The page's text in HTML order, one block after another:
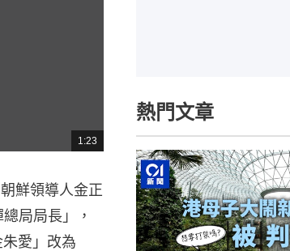
總
共
1:23
鮮領導人金正
局局長」，
愛」改為
熱門文章